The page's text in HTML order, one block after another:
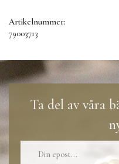
Artikelnummer:
79003713
Ta del av våra